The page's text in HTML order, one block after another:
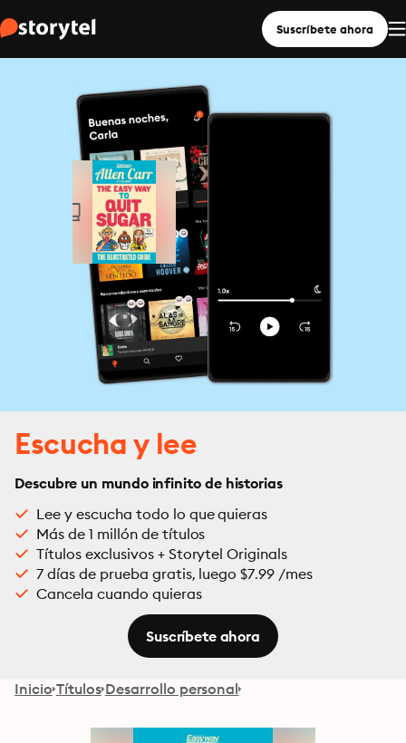
Suscríbete ahora
Escucha y lee
Descubre un mundo infinito de historias
Lee y escucha todo lo que quieras
Más de 1 millón de títulos
Títulos exclusivos + Storytel Originals
7 días de prueba gratis, luego $7.99 /mes
Cancela cuando quieras
Suscríbete ahora
Inicio Títulos Desarrollo personal